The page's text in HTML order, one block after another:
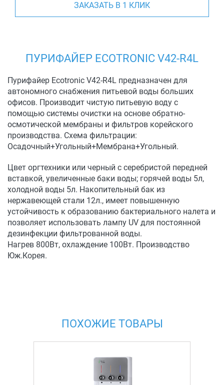
ЗАКАЗАТЬ В 1 КЛИК
ПУРИФАЙЕР ECOTRONIC V42-R4L
Пурифайер Ecotronic V42-R4L предназначен для
автономного снабжения питьевой воды больших
офисов. Производит чистую питьевую воду с
помощью системы очистки на основе обратно-
осмотической мембраны и фильтров корейского
производства. Схема фильтрации:
Осадочный+Угольный+Мембрана+Угольный.
Цвет оргтехники или черный с серебристой передней
вставкой, увеличенные баки воды; горячей воды 5л,
холодной воды 5л. Накопительный бак из
нержавеющей стали 12л., имеет повышенную
устойчивость к образованию бактериального налета и
позволяет использовать лампу UV для постоянной
дезинфекции фильтрованной воды.
Нагрев 800Вт, охлаждение 100Вт. Производство
Юж.Корея.
ПОХОЖИЕ ТОВАРЫ